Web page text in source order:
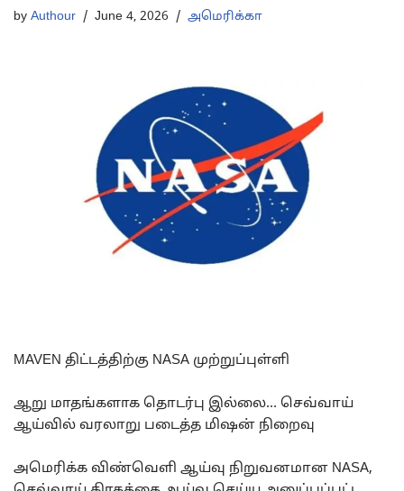
by Authour June 4, 2026 அமெரிக்கா
MAVEN திட்டத்திற்கு NASA முற்றுப்புள்ளி
ஆறு மாதங்களாக தொடர்பு இல்லை… செவ்வாய்
ஆய்வில் வரலாறு படைத்த மிஷன் நிறைவு
அமெரிக்க விண்வெளி ஆய்வு நிறுவனமான NASA,